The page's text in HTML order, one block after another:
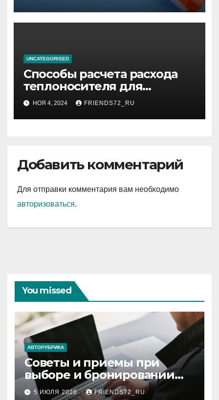
UNCATEGORISED
Способы расчета расхода
теплоносителя для
системы отопления
НОЯ 4, 2024 FRIENDS72_RU
Добавить комментарий
Для отправки комментария вам необходимо
авторизоваться.
You missed
АВТОРУБРИКА
Советы и приемы при
выборе и бронировании
авиабилетов
5 ИЮЛЯ 2026 FRIENDS72_RU